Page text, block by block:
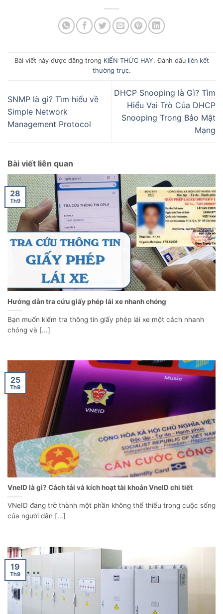
Bài viết này được đăng trong KIẾN THỨC HAY. Đánh dấu liên kết
thường trực.
SNMP là gì? Tìm hiểu về
Simple Network
Management Protocol
DHCP Snooping là Gì? Tìm
Hiểu Vai Trò Của DHCP
Snooping Trong Bảo Mật
Mạng
Bài viết liên quan
Hướng dẫn tra cứu giấy phép lái xe nhanh chóng
Bạn muốn kiểm tra thông tin giấy phép lái xe một cách nhanh
chóng và [...]
28
Th9
VneID là gì? Cách tải và kích hoạt tài khoản VneID chi tiết
VNeID đang trở thành một phần không thể thiếu trong cuộc sống
của người dân [...]
25
Th9
19
Th9